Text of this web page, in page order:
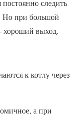
следить
Но при большой
хороший выход.
к котлу через
а при